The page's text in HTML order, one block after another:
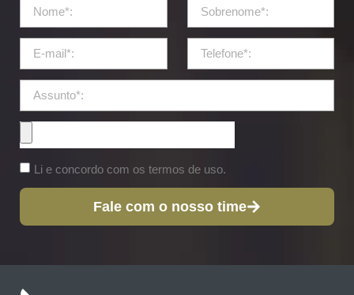
Li e concordo com os termos de uso.
Fale com o nosso time